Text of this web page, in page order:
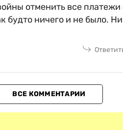
отменить все
будто ничего и не было.
ВСЕ КОММЕНТАРИИ